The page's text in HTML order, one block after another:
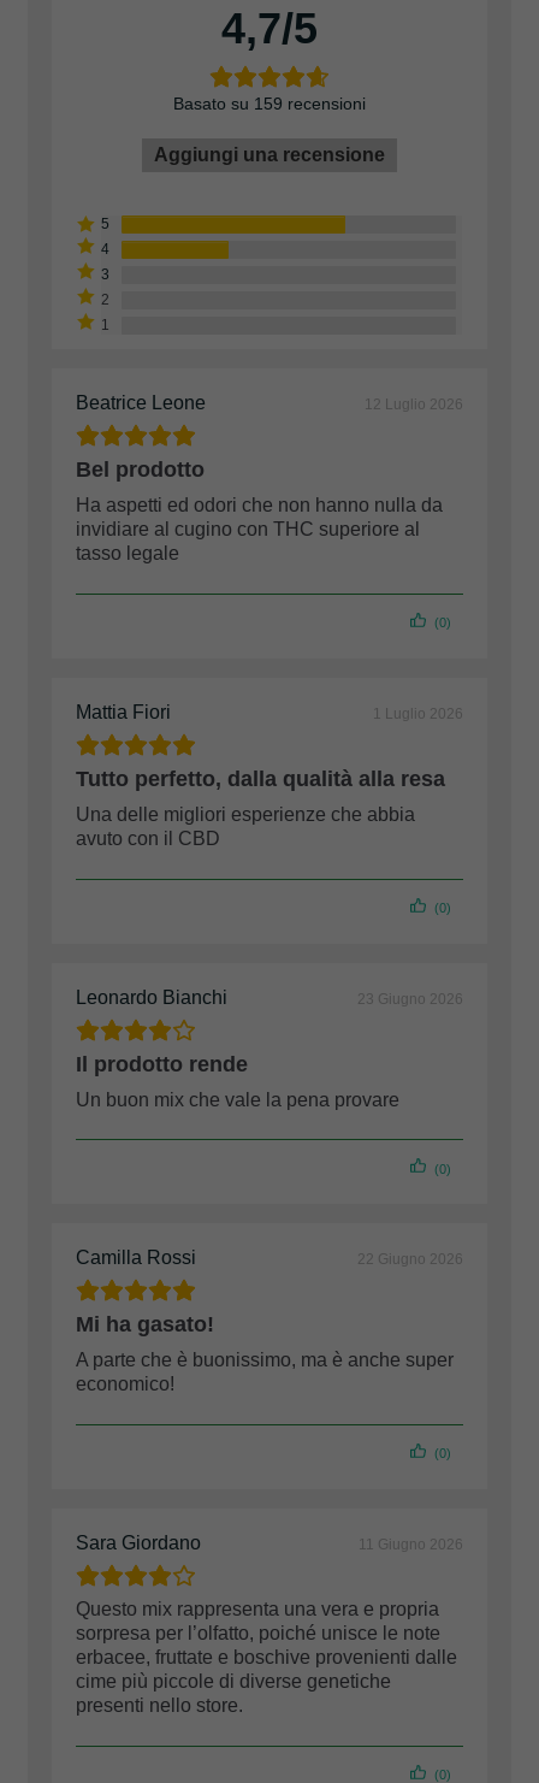
4,7
Basato su 159 recensioni
Aggiungi una recensione
Beatrice Leone 12 Luglio 2026
Bel prodotto
Ha aspetti ed odori che non hanno nulla da
invidiare al cugino con THC superiore al
tasso legale
(0)
Mattia Fiori 1 Luglio 2026
Tutto perfetto, dalla qualità alla resa
Una delle migliori esperienze che abbia
avuto con il CBD
(0)
Leonardo Bianchi 23 Giugno 2026
Il prodotto rende
Un buon mix che vale la pena provare
(0)
Camilla Rossi 22 Giugno 2026
Mi ha gasato!
A parte che è buonissimo, ma è anche super
economico!
(0)
Sara Giordano 11 Giugno 2026
Questo mix rappresenta una vera e propria
sorpresa per l’olfatto, poiché unisce le note
erbacee, fruttate e boschive provenienti dalle
cime più piccole di diverse genetiche
presenti nello store.
(0)